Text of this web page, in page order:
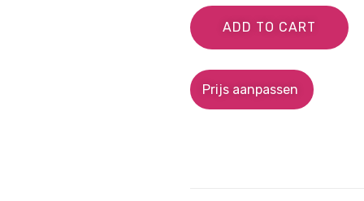
ADD TO CART
Prijs aanpassen